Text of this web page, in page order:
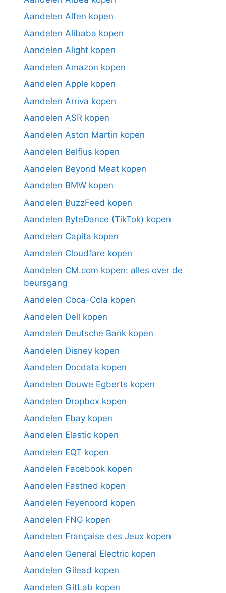
Aandelen Alfen kopen
Aandelen Alibaba kopen
Aandelen Alight kopen
Aandelen Amazon kopen
Aandelen Apple kopen
Aandelen Arriva kopen
Aandelen ASR kopen
Aandelen Aston Martin kopen
Aandelen Belfius kopen
Aandelen Beyond Meat kopen
Aandelen BMW kopen
Aandelen BuzzFeed kopen
Aandelen ByteDance (TikTok) kopen
Aandelen Capita kopen
Aandelen Cloudfare kopen
Aandelen CM.com kopen: alles over de
beursgang
Aandelen Coca-Cola kopen
Aandelen Dell kopen
Aandelen Deutsche Bank kopen
Aandelen Disney kopen
Aandelen Docdata kopen
Aandelen Douwe Egberts kopen
Aandelen Dropbox kopen
Aandelen Ebay kopen
Aandelen Elastic kopen
Aandelen EQT kopen
Aandelen Facebook kopen
Aandelen Fastned kopen
Aandelen Feyenoord kopen
Aandelen FNG kopen
Aandelen Française des Jeux kopen
Aandelen General Electric kopen
Aandelen Gilead kopen
Aandelen GitLab kopen